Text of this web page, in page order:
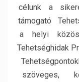
célunk a
támogató
a helyi
Tehetséghidak
szöveges,